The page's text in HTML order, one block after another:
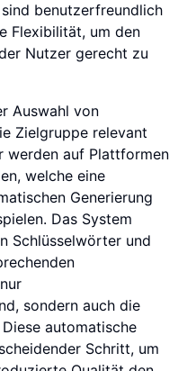
benutzerfreundlich
Flexibilität, um den
Nutzer gerecht zu
Auswahl von
Zielgruppe relevant
werden auf Plattformen
welche eine
Generierung
Das System
Schlüsselwörter und
sondern auch die
automatische
Schritt, um